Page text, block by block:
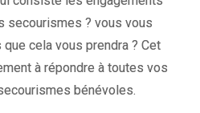
secourismes ? vous vous
cela vous prendra ? Cet
à répondre à toutes vos
bénévoles.